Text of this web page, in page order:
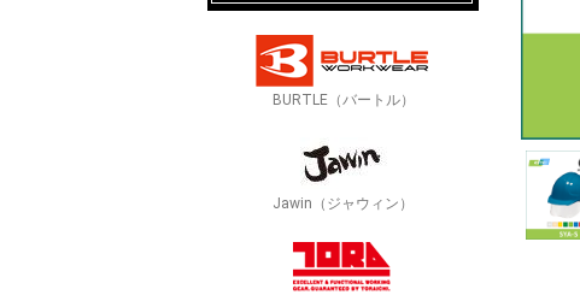
BURTLE（バートル）
Jawin（ジャウィン）